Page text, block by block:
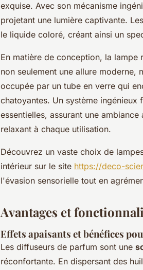
exquise. Avec son mécanisme
projetant une lumière captivante.
le liquide coloré, créant ainsi un
En matière de conception, la lampe
non seulement une allure moderne,
occupée par un tube en verre qui
chatoyantes. Un système
essentielles, assurant une
relaxant à chaque utilisation.
Découvrez un vaste choix de
intérieur sur le site https://deco-
l'évasion sensorielle tout en
Avantages et
Effets apaisants et bénéfices
Les diffuseurs de parfum sont une
réconfortante. En dispersant des